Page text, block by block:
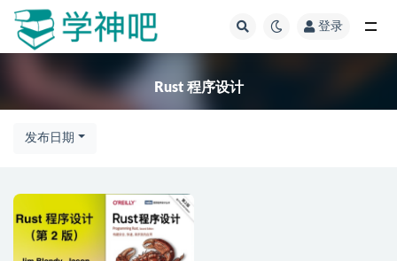
登录
Rust 程序设计
发布日期